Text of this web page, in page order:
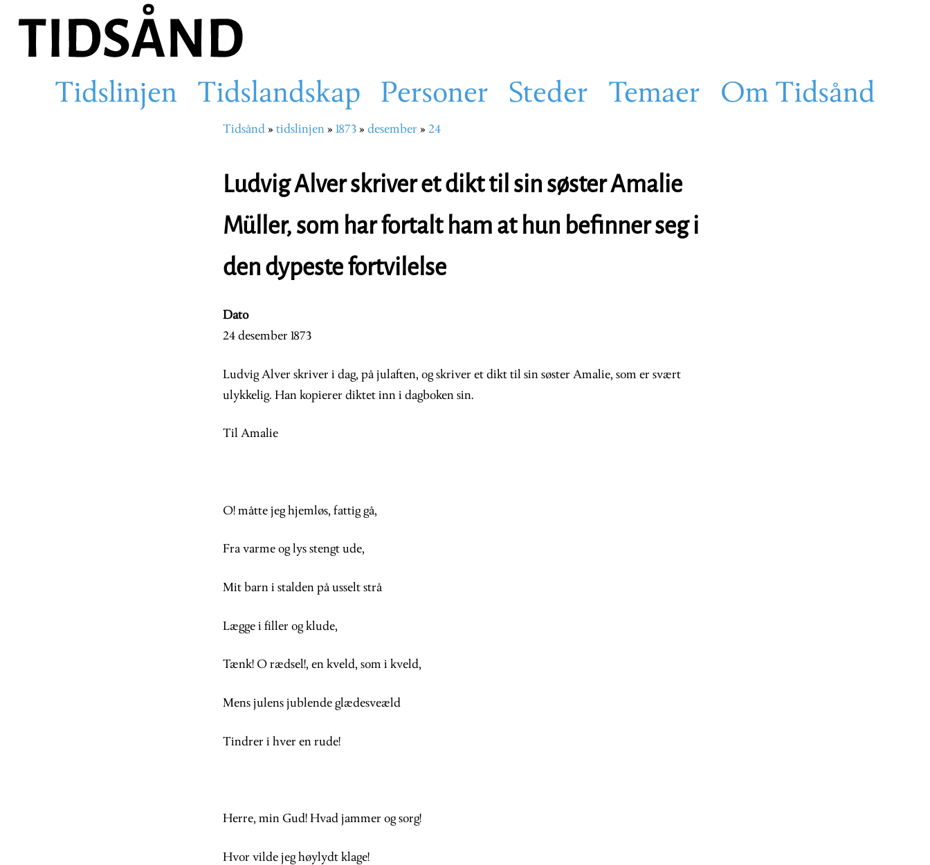
hovedinnhold
Main
Tidslinjen Tidslandskap Personer Steder Temaer Om Tidsånd
Navigasjonssti
Tidsånd tidslinjen 1873 desember 24
Ludvig Alver skriver et dikt til sin søster Amalie
Müller, som har fortalt ham at hun befinner seg i
den dypeste fortvilelse
Dato
24 desember 1873
Ludvig Alver skriver i dag, på julaften, og skriver et dikt til sin søster Amalie, som er svært
ulykkelig. Han kopierer diktet inn i dagboken sin.
Til Amalie
O! måtte jeg hjemløs, fattig gå,
Fra varme og lys stengt ude,
Mit barn i stalden på usselt strå
Lægge i filler og klude,
Tænk! O rædsel!, en kveld, som i kveld,
Mens julens jublende glædesveæld
Tindrer i hver en rude!
Herre, min Gud! Hvad jammer og sorg!
Hvor vilde jeg høylydt klage!